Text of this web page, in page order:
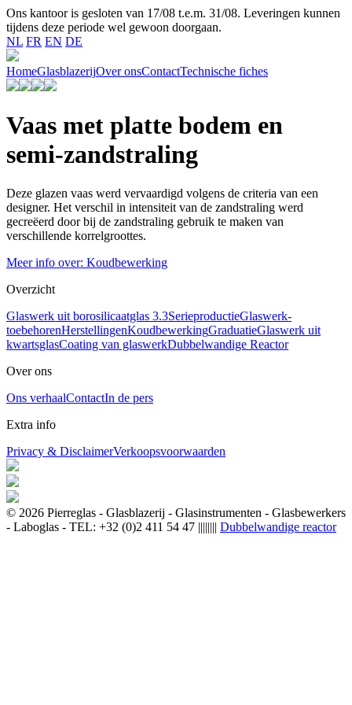
Ons kantoor is gesloten van 17/08 t.e.m. 31/08. Leveringen kunnen
tijdens deze periode wel gewoon doorgaan.
NL FR EN DE
HomeGlasblazerijOver onsContactTechnische fiches
Vaas met platte bodem en
semi-zandstraling
Deze glazen vaas werd vervaardigd volgens de criteria van een
designer. Het verschil in intensiteit van de zandstraling werd
gecreëerd door bij de zandstraling gebruik te maken van
verschillende korrelgroottes.
Meer info over: Koudbewerking
Overzicht
Glaswerk uit borosilicaatglas 3.3SerieproductieGlaswerk-
toebehorenHerstellingenKoudbewerkingGraduatieGlaswerk uit
kwartsglasCoating van glaswerkDubbelwandige Reactor
Over ons
Ons verhaalContactIn de pers
Extra info
Privacy & DisclaimerVerkoopsvoorwaarden
© 2026 Pierreglas - Glasblazerij - Glasinstrumenten - Glasbewerkers
- Laboglas - TEL: +32 (0)2 411 54 47 |||||||| Dubbelwandige reactor